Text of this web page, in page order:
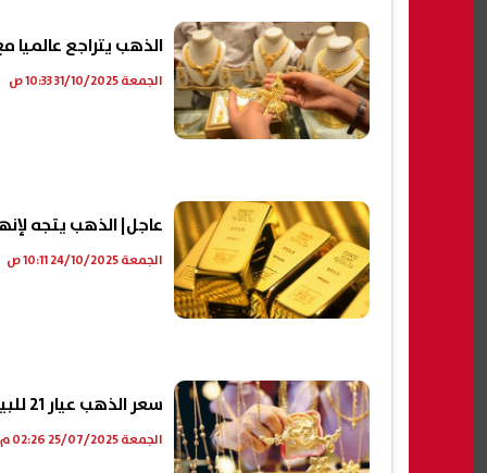
الذهب يتراجع عالميا
الجمعة 31/10/2025 10:33 ص
عاجل| الذهب يتجه
الجمعة 24/10/2025 10:11 ص
سعر الذهب عيار 21 للبيع والشراء بالمصنعية 2025
الجمعة 25/07/2025 02:26 م